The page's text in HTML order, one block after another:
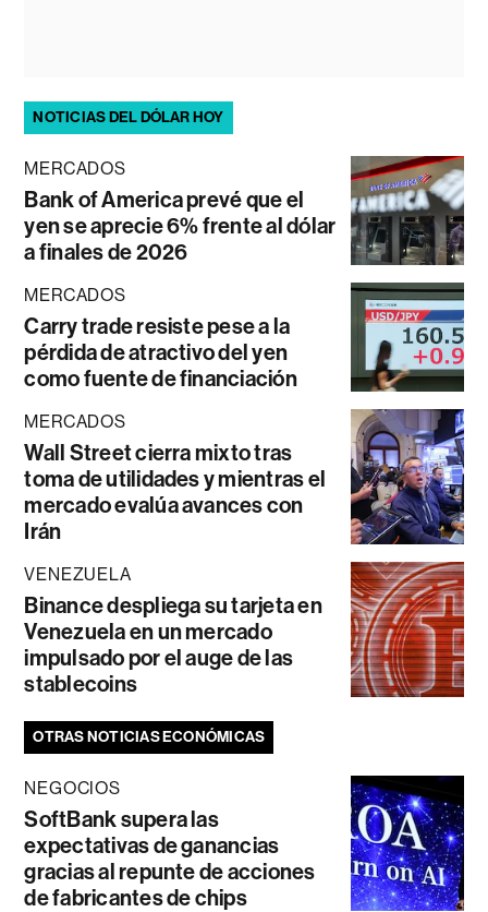
NOTICIAS DEL DÓLAR HOY
MERCADOS
Bank of America prevé que el
yen se aprecie 6% frente al dólar
a finales de 2026
MERCADOS
Carry trade resiste pese a la
pérdida de atractivo del yen
como fuente de financiación
MERCADOS
Wall Street cierra mixto tras
toma de utilidades y mientras el
mercado evalúa avances con
Irán
VENEZUELA
Binance despliega su tarjeta en
Venezuela en un mercado
impulsado por el auge de las
stablecoins
OTRAS NOTICIAS ECONÓMICAS
NEGOCIOS
SoftBank supera las
expectativas de ganancias
gracias al repunte de acciones
de fabricantes de chips